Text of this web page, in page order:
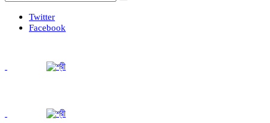
Twitter
Facebook